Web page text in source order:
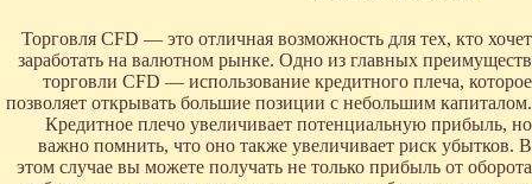
Торговля CFD — это отличная возможность для тех, кто хочет
заработать на валютном рынке. Одно из главных преимуществ
торговли CFD — использование кредитного плеча, которое
позволяет открывать большие позиции с небольшим капиталом.
Кредитное плечо увеличивает потенциальную прибыль, но
важно помнить, что оно также увеличивает риск убытков. В
этом случае вы можете получать не только прибыль от оборота